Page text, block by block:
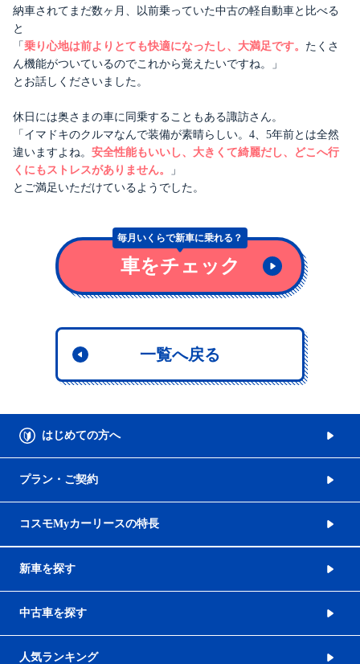
納車されてまだ数ヶ月、以前乗っていた中古の軽自動車と比べる
と
「 乗り心地は前よりとても快適になったし、大満足です。 たくさ
ん機能がついているのでこれから覚えたいですね。」
とお話しくださいました。
休日には奥さまの車に同乗することもある諏訪さん。
「イマドキのクルマなんで装備が素晴らしい。4、5年前とは全然
違いますよね。 安全性能もいいし、大きくて綺麗だし、どこへ行
くにもストレスがありません。
」
とご満足いただけているようでした。
毎月いくらで新車に乗れる？
車をチェック
一覧へ戻る
はじめての方へ
プラン・ご契約
コスモMyカーリースの特長
新車を探す
中古車を探す
人気ランキング